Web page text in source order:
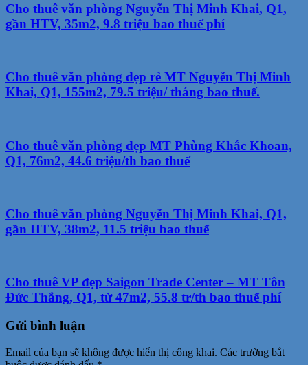
Cho thuê văn phòng Nguyễn Thị Minh Khai, Q1,
gần HTV, 35m2, 9.8 triệu bao thuế phí
Cho thuê văn phòng đẹp rẻ MT Nguyễn Thị Minh
Khai, Q1, 155m2, 79.5 triệu/ tháng bao thuế.
Cho thuê văn phòng đẹp MT Phùng Khắc Khoan,
Q1, 76m2, 44.6 triệu/th bao thuế
Cho thuê văn phòng Nguyễn Thị Minh Khai, Q1,
gần HTV, 38m2, 11.5 triệu bao thuế
Cho thuê VP đẹp Saigon Trade Center – MT Tôn
Đức Thắng, Q1, từ 47m2, 55.8 tr/th bao thuế phí
Gửi bình luận
Email của bạn sẽ không được hiển thị công khai. Các trường bắt